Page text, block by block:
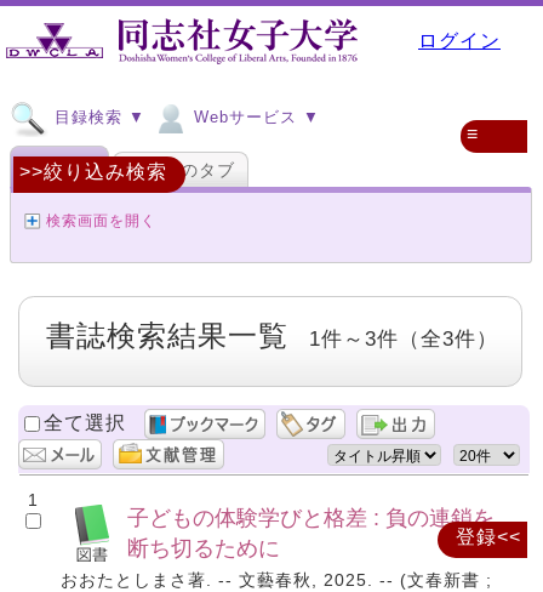
ログイン
目録検索 ▼ Webサービス ▼
≡
登録<<
蔵書検索 その他のタブ
検索画面を開く
>>絞り込み検索
書誌検索結果一覧 1件～3件（全3件）
全て選択
1
子どもの体験学びと格差 : 負の連鎖を
断ち切るために
おおたとしまさ著. -- 文藝春秋, 2025. -- (文春新書 ;